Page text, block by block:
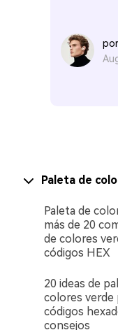
por
Paleta de
Paleta de
más de 20
de colores
códigos HEX
20 ideas de
colores verde
códigos
consejos